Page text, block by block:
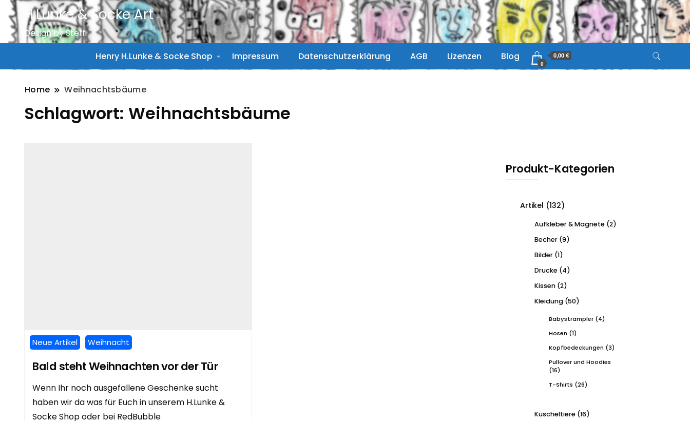
H.Lunke & Socke Art
Design by Steffi
Henry H.Lunke & Socke Shop
Impressum Datenschutzerklärung AGB Lizenzen Blog
0
0,00 €
Home Weihnachtsbäume
Schlagwort: Weihnachtsbäume
Neue Artikel Weihnacht
Bald steht Weihnachten vor der Tür
Wenn Ihr noch ausgefallene Geschenke sucht
haben wir da was für Euch in unserem H.Lunke &
Socke Shop oder bei RedBubble
Produkt-Kategorien
Artikel (132)
Aufkleber & Magnete (2)
Becher (9)
Bilder (1)
Drucke (4)
Kissen (2)
Kleidung (50)
Babystrampler (4)
Hosen (1)
Kopfbedeckungen (3)
Pullover und Hoodies
(16)
T-Shirts (26)
Kuscheltiere (16)